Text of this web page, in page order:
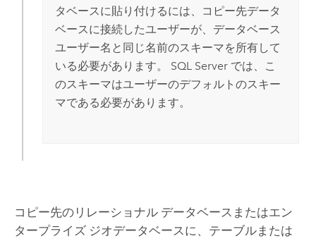
タベースに貼り付けるには、コピー先データ
ベースに接続したユーザーが、データベース
ユーザー名と同じ名前のスキーマを所有して
いる必要があります。 SQL Serverでは、こ
のスキーマはユーザーのデフォルトのスキー
マである必要があります。
コピー先のリレーショナル データベースまたはエン
タープライズ ジオデータベースに、テーブルまたは